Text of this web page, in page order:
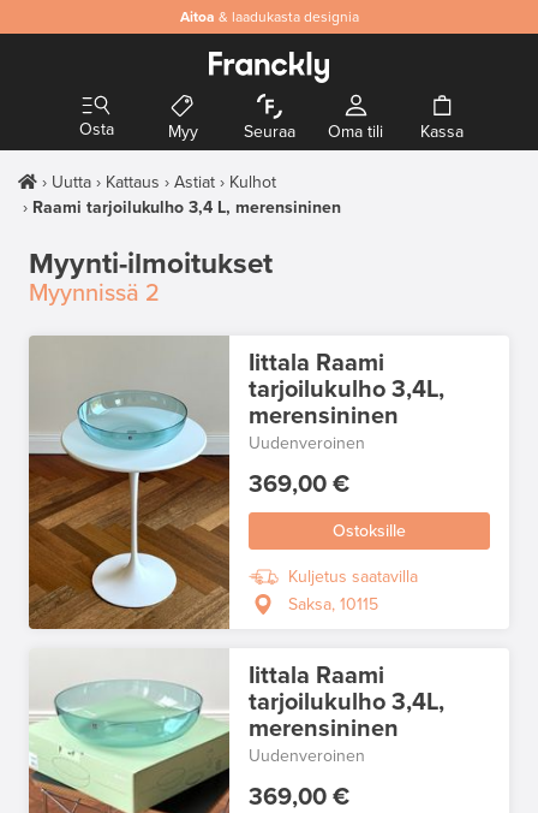
Aitoa & laadukasta designia
Osta Myy Seuraa Oma tili Kassa
Uutta Kattaus Astiat
Kulhot
Raami tarjoilukulho 3,4 L, merensininen
Myynti-ilmoitukset
Myynnissä 2
Iittala Raami
tarjoilukulho 3,4L,
merensininen
Uudenveroinen
369,00 €
Ostoksille
Kuljetus saatavilla
Saksa, 10115
Iittala Raami
tarjoilukulho 3,4L,
merensininen
Uudenveroinen
369,00 €